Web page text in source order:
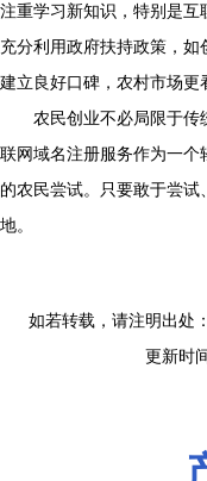
注重学习新知识，特别是互
充分利用政府扶持政策，
建立良好口碑，农村市场更
农民创业不必局限于
联网域名注册服务作为一
的农民尝试。只要敢于尝
地。
如若转载，请注明出处
更新时